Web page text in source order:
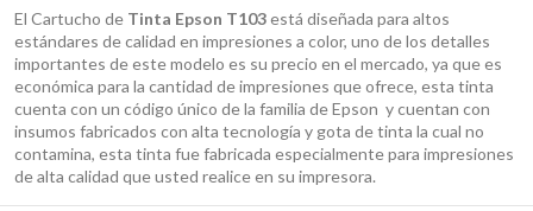
El Cartucho de Tinta Epson T103está diseñada para altos
estándares de calidad en impresiones a color, uno de los detalles
importantes de este modelo es su precio en el mercado, ya que es
económica para la cantidad de impresiones que ofrece, esta tinta
cuenta con un código único de la familia de Epson y cuentan con
insumos fabricados con alta tecnología y gota de tinta la cual no
contamina, esta tinta fue fabricada especialmente para impresiones
de alta calidad que usted realice en su impresora.